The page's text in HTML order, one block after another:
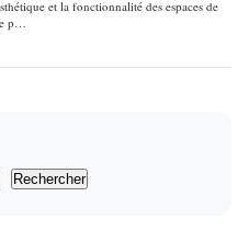
et la fonctionnalité des espaces de
p…
Rechercher